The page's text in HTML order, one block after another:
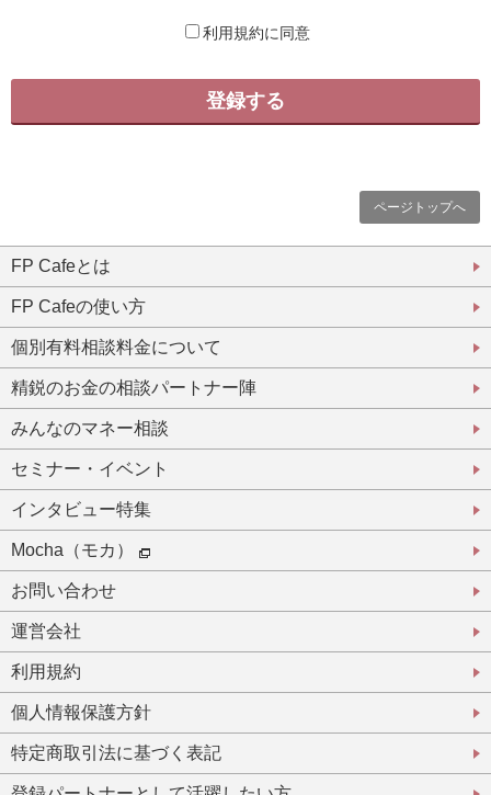
利用規約に同意
ページトップへ
FP Cafeとは
FP Cafeの使い方
個別有料相談料金について
精鋭のお金の相談パートナー陣
みんなのマネー相談
セミナー・イベント
インタビュー特集
Mocha（モカ）
お問い合わせ
運営会社
利用規約
個人情報保護方針
特定商取引法に基づく表記